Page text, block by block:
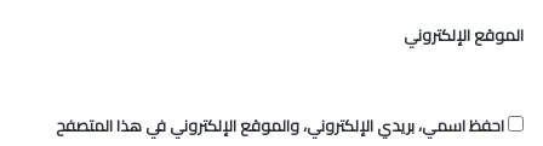
الموقع الإلكتروني
احفظ اسمي، بريدي الإلكتروني، والموقع الإلكتروني في هذا المتصفح